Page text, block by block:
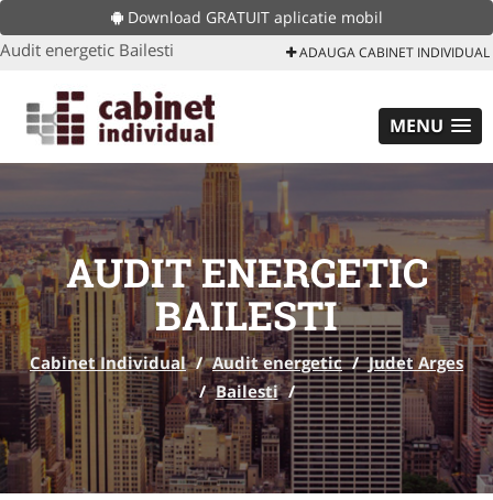
Download GRATUIT aplicatie mobil
Audit energetic Bailesti ADAUGA CABINET INDIVIDUAL
MENU
AUDIT ENERGETIC
BAILESTI
Cabinet Individual / Audit energetic / Judet Arges
/ Bailesti /